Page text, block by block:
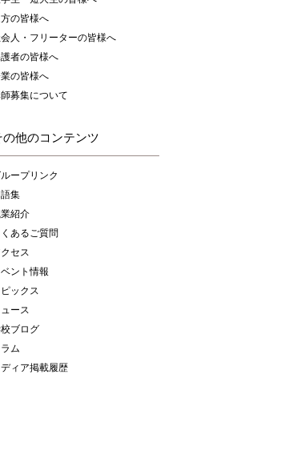
の皆様へ
人・フリーターの皆様へ
者の皆様へ
の皆様へ
募集について
の他のコンテンツ
ープリンク
集
紹介
あるご質問
セス
ント情報
ピックス
ース
ブログ
ム
ディア掲載履歴